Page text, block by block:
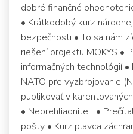
dobré finančné
• Krátkodobý kurz
bezpečnosti • To sa nám
riešení projektu MOKYS •
informačných technológií
NATO pre vyzbrojovanie
publikovať v
• Neprehliadnite... •
pošty • Kurz plavca